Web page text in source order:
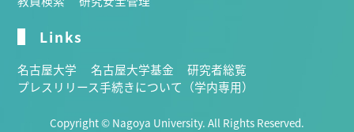
Links
名古屋大学 名古屋大学基金
研究者総覧
プレスリリース手続きについて（学内専用）
Copyright © Nagoya University. All Rights Reserved.